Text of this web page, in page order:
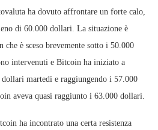
ha dovuto affrontare un forte calo,
di 60.000 dollari. La situazione è
è sceso brevemente sotto i 50.000
intervenuti e Bitcoin ha iniziato a
martedì e raggiungendo i 57.000
aveva quasi raggiunto i 63.000 dollari.
ha incontrato una certa resistenza